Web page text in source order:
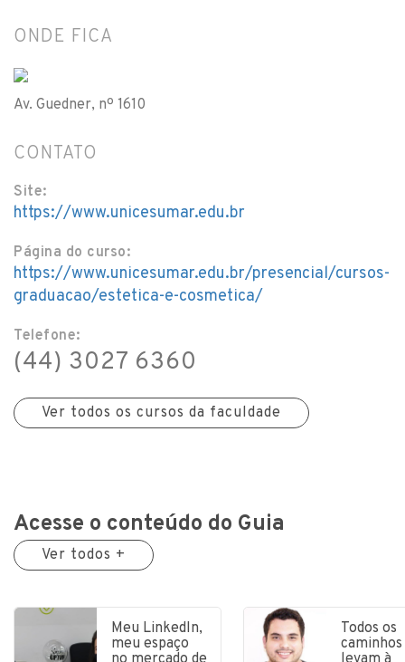
ONDE FICA
Av. Guedner, nº 1610
CONTATO
Site:
https://www.unicesumar.edu.br
Página do curso:
https://www.unicesumar.edu.br/presencial/cursos-
graduacao/estetica-e-cosmetica/
Telefone:
(44) 3027 6360
Ver todos os cursos da faculdade
Acesse o conteúdo do Guia
Ver todos +
Meu LinkedIn,
meu espaço
Todos os
caminhos